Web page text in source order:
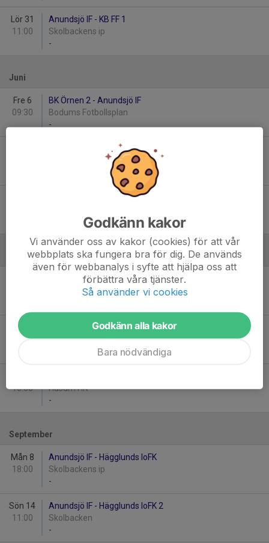
Lör 31
11:00
Anundsjö IF - KB FF 1
Skolbackens ip
-
Juni
Fre 6
09:30
BK Örnen 2 - Anundsjö IF
Bodums Fotbollsplan
-
Anundsjö IF - Modo FF
Anundsjö IF - Domsjö IF 1
Augusti
Anundsjö IF - Själevads IK 2
Skolbacken
Sön 17
11:00
Moliden/Gottne/Moälven - Anundsjö IF
Haraldsäng fotbollsplan Gottne
10:00
Husum HK
-
September
Mån 8
18:00
Anundsjö IF - Hägglunds IoFK
Skolbackens ip
-
Sön 14
11:00
Anundsjö IF - Hägglunds IoFK 2
Skolbacken
-
Godkänn kakor
Vi använder oss av kakor (cookies) för att vår
webbplats ska fungera bra för dig. De används
även för webbanalys i syfte att hjälpa oss att
förbättra våra tjänster.
Så använder vi cookies
Godkänn alla kakor
Bara nödvändiga